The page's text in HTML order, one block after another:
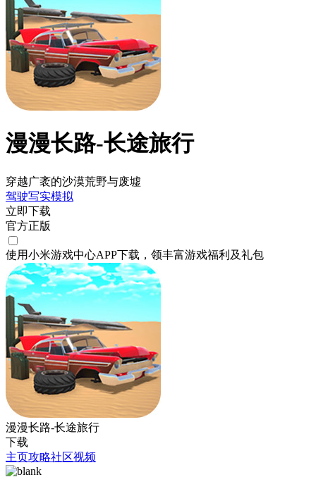
漫漫长路-长途旅行
穿越广袤的沙漠荒野与废墟
驾驶写实模拟
立即下载
官方正版
使用小米游戏中心APP下载 ，领丰富游戏福利 及礼包
漫漫长路-长途旅行
下载
主页攻略社区视频